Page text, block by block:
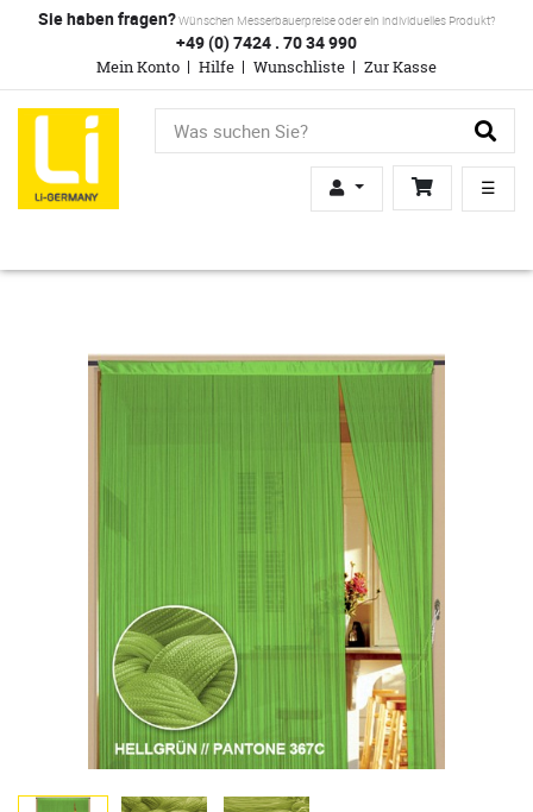
Sie haben fragen?Wünschen Messerbauerpreise oder ein individuelles Produkt?
+49 (0) 7424 . 70 34 990
Mein Konto Hilfe Wunschliste Zur Kasse
☰